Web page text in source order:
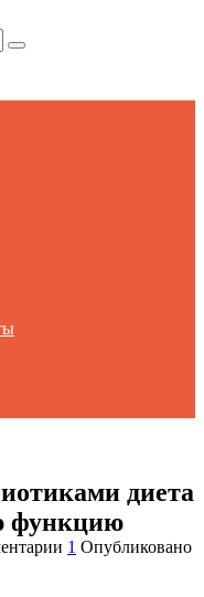
диета
функцию
1 Опубликовано